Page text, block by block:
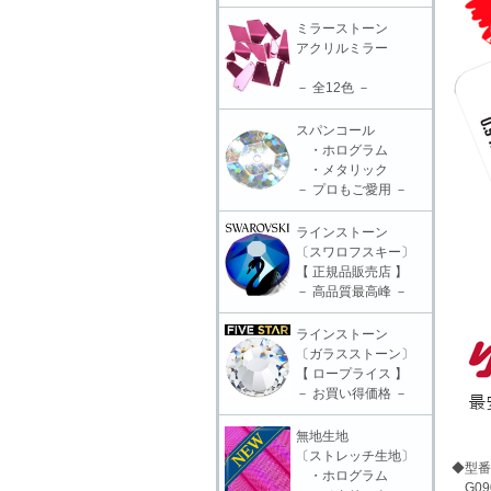
◆型番
ミラーストーン
アクリルミラー
－ 全12色 －
スパンコール
・ホログラム
・メタリック
－ プロもご愛用 －
ラインストーン
〔スワロフスキー〕
【 正規品販売店 】
－ 高品質最高峰 －
ラインストーン
〔ガラスストーン〕
【 ロープライス 】
－ お買い得価格 －
無地生地
〔ストレッチ生地〕
・ホログラム